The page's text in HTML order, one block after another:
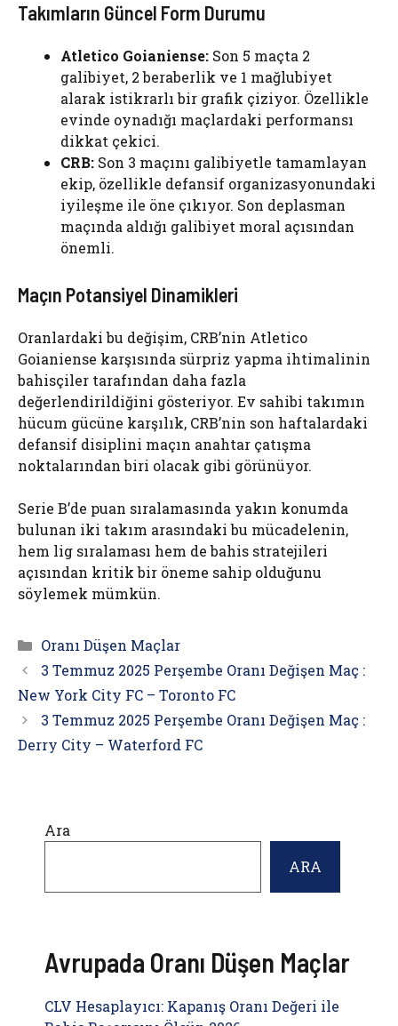
Takımların Güncel Form Durumu
Atletico Goianiense: Son 5 maçta 2
galibiyet, 2 beraberlik ve 1 mağlubiyet
alarak istikrarlı bir grafik çiziyor. Özellikle
evinde oynadığı maçlardaki performansı
dikkat çekici.
CRB: Son 3 maçını galibiyetle tamamlayan
ekip, özellikle defansif organizasyonundaki
iyileşme ile öne çıkıyor. Son deplasman
maçında aldığı galibiyet moral açısından
önemli.
Maçın Potansiyel Dinamikleri
Oranlardaki bu değişim, CRB’nin Atletico
Goianiense karşısında sürpriz yapma ihtimalinin
bahisçiler tarafından daha fazla
değerlendirildiğini gösteriyor. Ev sahibi takımın
hücum gücüne karşılık, CRB’nin son haftalardaki
defansif disiplini maçın anahtar çatışma
noktalarından biri olacak gibi görünüyor.
Serie B’de puan sıralamasında yakın konumda
bulunan iki takım arasındaki bu mücadelenin,
hem lig sıralaması hem de bahis stratejileri
açısından kritik bir öneme sahip olduğunu
söylemek mümkün.
Kategoriler
Oranı Düşen Maçlar
3 Temmuz 2025 Perşembe Oranı Değişen Maç :
New York City FC – Toronto FC
3 Temmuz 2025 Perşembe Oranı Değişen Maç :
Derry City – Waterford FC
Ara
ARA
Avrupada Oranı Düşen Maçlar
CLV Hesaplayıcı: Kapanış Oranı Değeri ile